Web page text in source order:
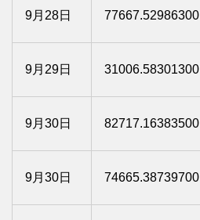
9月28日 77667.52986300
9月29日 31006.58301300
9月30日 82717.16383500
9月30日 74665.38739700